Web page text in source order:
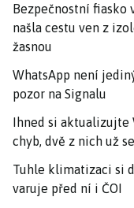
Bezpečnostní fiasko
našla cestu ven z
žasnou
WhatsApp není
pozor na Signalu
Ihned si aktualizujte
chyb, dvě z nich už
Tuhle klimatizaci si
varuje před ní i ČOI